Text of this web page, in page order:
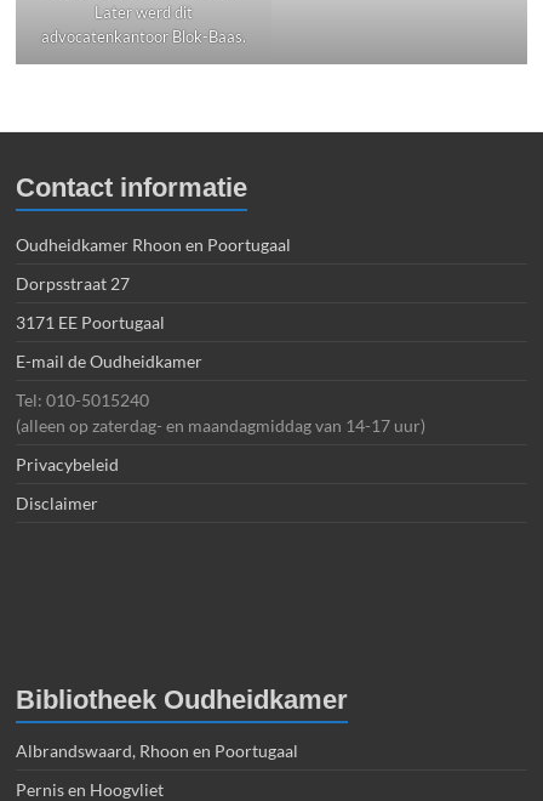
Later werd dit
advocatenkantoor Blok-Baas.
Contact informatie
Oudheidkamer Rhoon en Poortugaal
Dorpsstraat 27
3171 EE Poortugaal
E-mail de Oudheidkamer
Tel: 010-5015240
(alleen op zaterdag- en maandagmiddag van 14-17 uur)
Privacybeleid
Disclaimer
Bibliotheek Oudheidkamer
Albrandswaard, Rhoon en Poortugaal
Pernis en Hoogvliet